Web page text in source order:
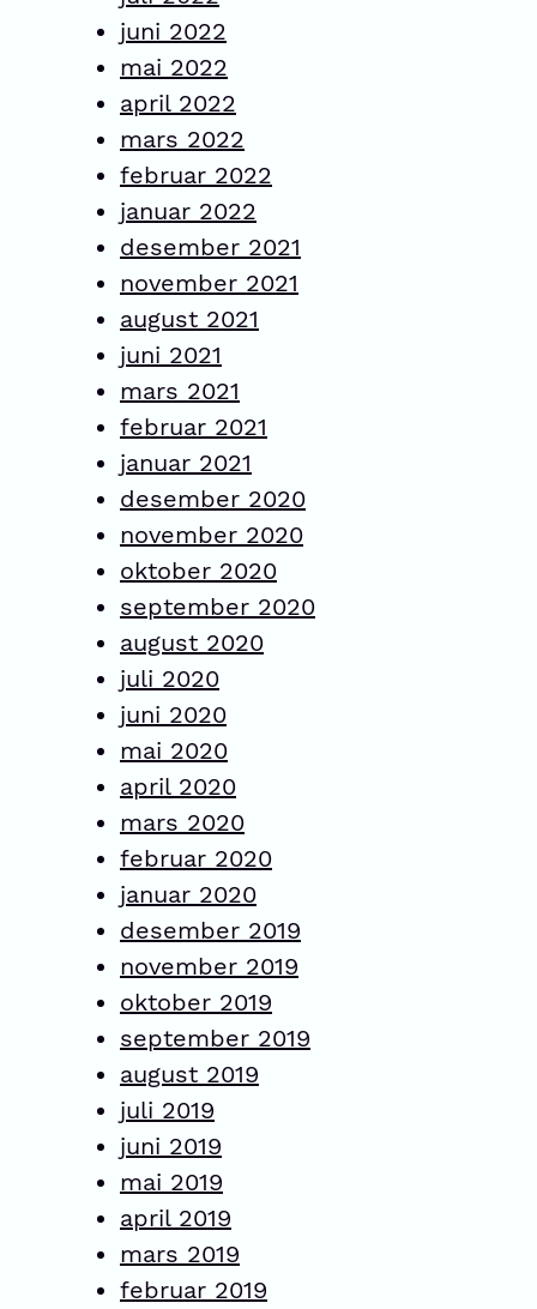
juni 2022
mai 2022
april 2022
mars 2022
februar 2022
januar 2022
desember 2021
november 2021
august 2021
juni 2021
mars 2021
februar 2021
januar 2021
desember 2020
november 2020
oktober 2020
september 2020
august 2020
juli 2020
juni 2020
mai 2020
april 2020
mars 2020
februar 2020
januar 2020
desember 2019
november 2019
oktober 2019
september 2019
august 2019
juli 2019
juni 2019
mai 2019
april 2019
mars 2019
februar 2019